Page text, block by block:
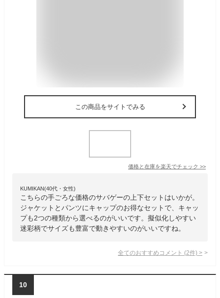
この商品をサイトでみる
価格と在庫を楽天でチェック >>
KUMIKAN(40代・女性)
こちらの手ごろな価格のサバゲーの上下セットはいかが。
ジャケットとパンツにキャップのお得なセットで、キャッ
プも2つの種類から選べるのがいいです。擬似化しやすい
迷彩柄でサイズも豊富で動きやすいのがいいですね。
全てのおすすめコメント (2件) >
10